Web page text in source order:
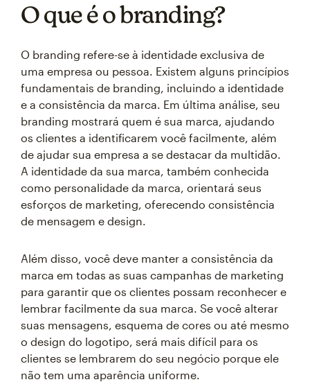
O que é o branding?
O branding refere-se à identidade exclusiva de
uma empresa ou pessoa. Existem alguns princípios
fundamentais de branding, incluindo a identidade
e a consistência da marca. Em última análise, seu
branding mostrará quem é sua marca, ajudando
os clientes a identificarem você facilmente, além
de ajudar sua empresa a se destacar da multidão.
A identidade da sua marca, também conhecida
como personalidade da marca, orientará seus
esforços de marketing, oferecendo consistência
de mensagem e design.
Além disso, você deve manter a consistência da
marca em todas as suas campanhas de marketing
para garantir que os clientes possam reconhecer e
lembrar facilmente da sua marca. Se você alterar
suas mensagens, esquema de cores ou até mesmo
o design do logotipo, será mais difícil para os
clientes se lembrarem do seu negócio porque ele
não tem uma aparência uniforme.